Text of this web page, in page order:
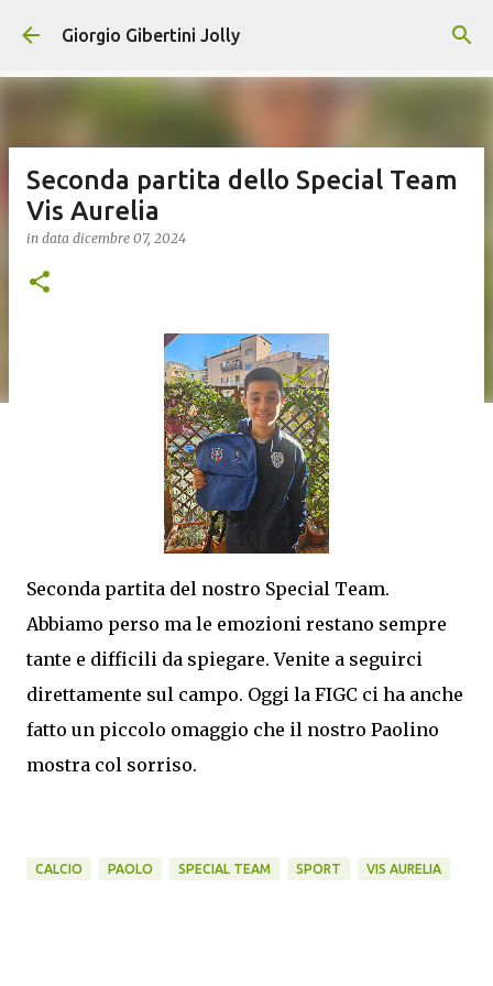
Passa ai contenuti principali
Giorgio Gibertini Jolly
Seconda partita dello Special Team
Vis Aurelia
in data dicembre 07, 2024
Seconda partita del nostro Special Team.
Abbiamo perso ma le emozioni restano sempre
tante e difficili da spiegare. Venite a seguirci
direttamente sul campo. Oggi la FIGC ci ha anche
fatto un piccolo omaggio che il nostro Paolino
mostra col sorriso.
CALCIO PAOLO SPECIAL TEAM SPORT VIS AURELIA